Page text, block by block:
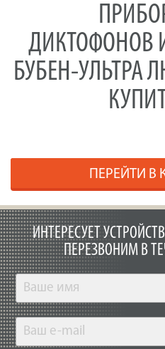
ДИКТОФОНОВ
БУБЕН-УЛЬТРА
ПЕРЕЙТИ В
ИНТЕРЕСУЕТ
ПЕРЕЗВОНИМ В